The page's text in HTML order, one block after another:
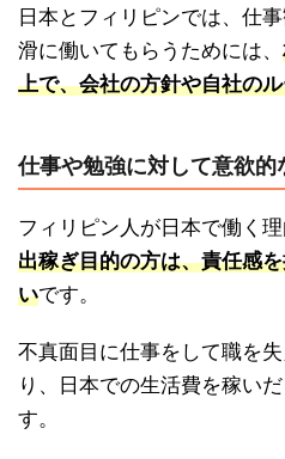
日本とフィリピンでは、仕
滑に働いてもらうためには、
上で、会社の方針や自社の
仕事や勉強に対して意欲的
フィリピン人が日本で働く
出稼ぎ目的の方は、責任感
いです。
不真面目に仕事をして職を
り、日本での生活費を稼い
す。